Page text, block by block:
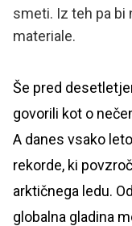
smeti. Iz teh pa bi
materiale.
Še pred
govorili kot o
A danes vsako
rekorde, ki
arktičnega ledu.
globalna gladina